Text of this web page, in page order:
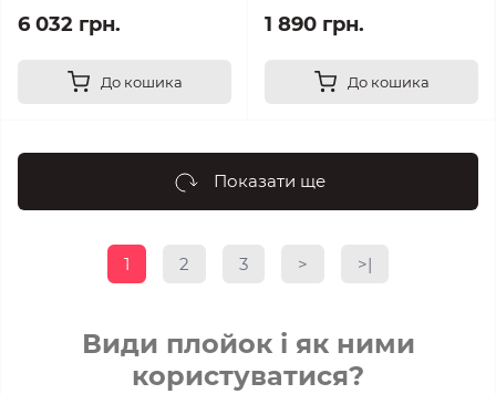
6 032 грн.
До кошика
1 890 грн.
До кошика
Показати ще
1 2 3 > >|
Види плойок і як ними
користуватися?